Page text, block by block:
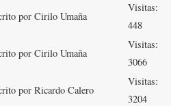
por Cirilo Umaña
Visitas:
448
por Cirilo Umaña
Visitas:
3066
por Ricardo Calero
Visitas:
3204